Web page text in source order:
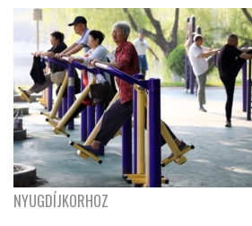
NYUGDÍJKORHOZ